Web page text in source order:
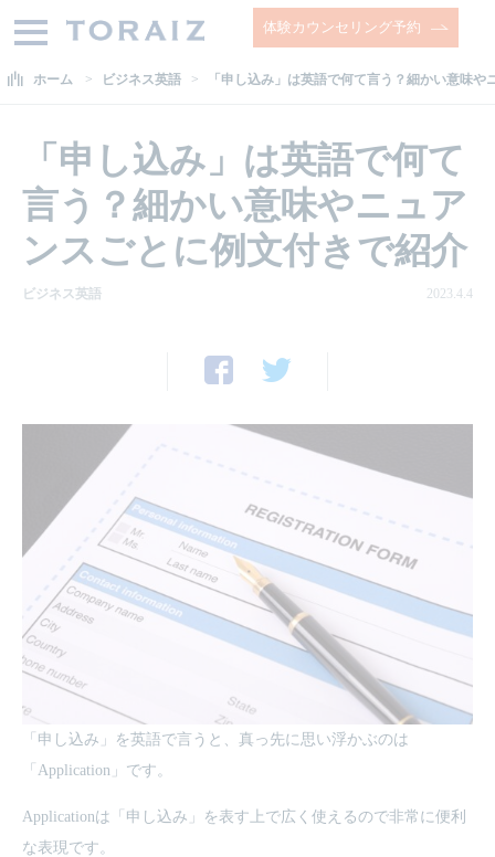
体験カウンセリング予約
ホーム ビジネス英語 「申し込み」は英語で何て言う？細かい意味
「申し込み」は英語で何て
言う？細かい意味やニュア
ンスごとに例文付きで紹介
ビジネス英語 2023.4.4
「申し込み」を英語で言うと、真っ先に思い浮かぶのは
「Application」です。
Applicationは「申し込み」を表す上で広く使えるので非常に便利
な表現です。